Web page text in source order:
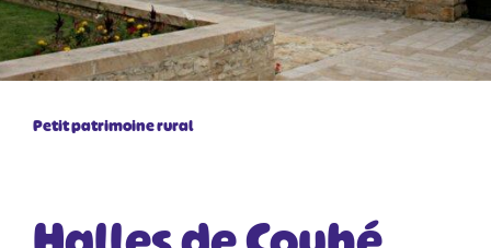
Petit patrimoine rural